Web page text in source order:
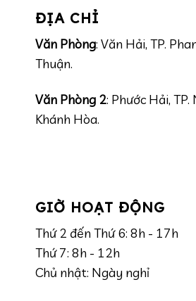
ĐỊA CHỈ
Văn Phòng: Văn Hải, TP.
Thuận.
Văn Phòng 2: Phước Hải, TP.
Khánh Hòa.
GIỜ HOẠT ĐỘNG
Thứ 2 đến Thứ 6: 8h - 17h
Thứ 7: 8h - 12h
Chủ nhật: Ngày nghỉ